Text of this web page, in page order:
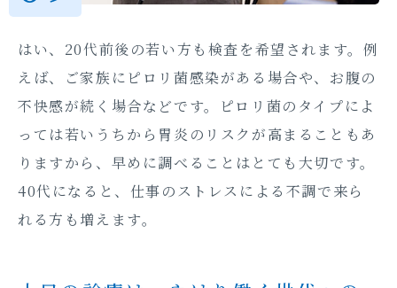
はい、20代前後の若い方も検査を希望されます。例
えば、ご家族にピロリ菌感染がある場合や、お腹の
不快感が続く場合などです。ピロリ菌のタイプによ
っては若いうちから胃炎のリスクが高まることもあ
りますから、早めに調べることはとても大切です。
40代になると、仕事のストレスによる不調で来ら
れる方も増えます。